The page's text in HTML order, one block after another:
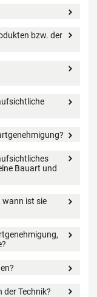
bzw. der
Bauart und
wann ist sie
der Technik?